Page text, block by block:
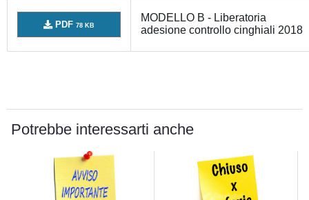
PDF 78 KB
MODELLO B - Liberatoria
adesione controllo cinghiali 2018
Potrebbe interessarti anche